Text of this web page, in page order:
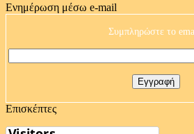
Ενημέρωση μέσω e-mail
Συμπληρώστε το
Επισκέπτες